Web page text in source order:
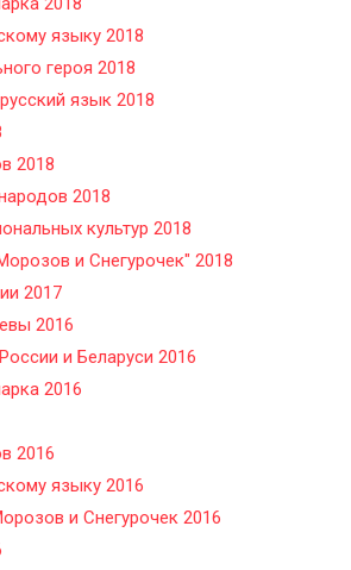
языку 2018
героя 2018
язык 2018
2018
2018
культур 2018
и Снегурочек" 2018
2017
2016
и Беларуси 2016
2016
2016
языку 2016
и Снегурочек 2016